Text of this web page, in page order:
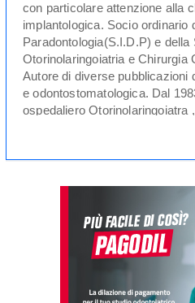
con particolare attenzione alla
implantologica. Socio ordinario
Paradontologia(S.I.D.P) e della
Otorinolaringoiatria e Chirurgia
Autore di diverse pubblicazioni
e odontostomatologica. Dal
ospedaliero
Otorinolaringoiatria e Chirurgia
Giussano, tutt'ora Dirigente
laringologica , delle ghiandole
cervico-facciale oncologica.
Lo Studio Dentistico
sua attività nel 1997,
esperienza del suo titolare.